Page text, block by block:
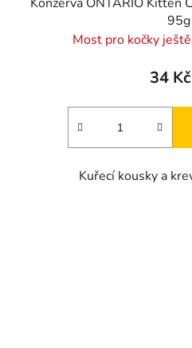
95g
Most pro kočky
34 Kč
Kuřecí kousky a